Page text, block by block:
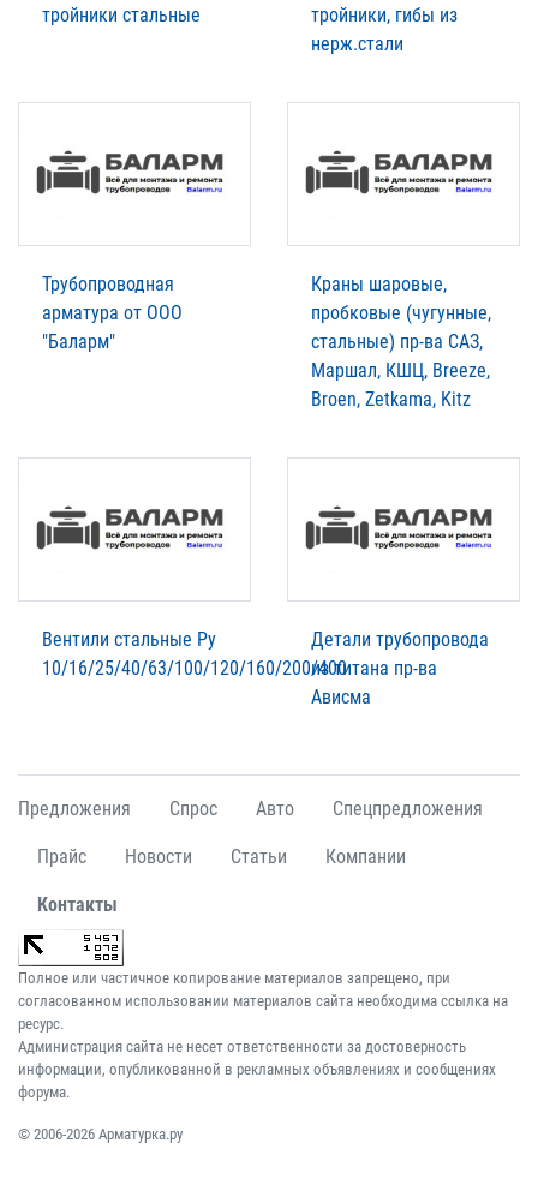
тройники стальные
тройники, гибы из
нерж.стали
Трубопроводная
арматура от ООО
"Баларм"
Краны шаровые,
пробковые (чугунные,
стальные) пр-ва САЗ,
Маршал, КШЦ, Breeze,
Broen, Zetkama, Kitz
Вентили стальные Ру
10/16/25/40/63/100/120/160/200/400
Детали трубопровода
из титана пр-ва
Ависма
Предложения Спрос Авто Спецпредложения
Прайс Новости Статьи Компании
Контакты
Полное или частичное копирование материалов запрещено, при
согласованном использовании материалов сайта необходима ссылка на
ресурс.
Администрация сайта не несет ответственности за достоверность
информации, опубликованной в рекламных объявлениях и сообщениях
форума.
© 2006-2026 Арматурка.ру